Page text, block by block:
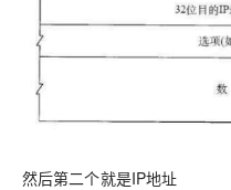
然后第二个就是IP地址